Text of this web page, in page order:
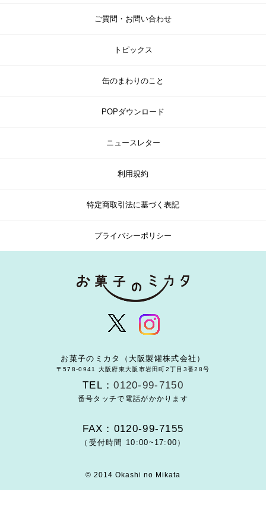
ご質問・お問い合わせ
トピックス
缶のまわりのこと
POPダウンロード
ニュースレター
利用規約
特定商取引法に基づく表記
プライバシーポリシー
お菓子のミカタ（大阪製罐株式会社）
〒578-0941 大阪府東大阪市岩田町2丁目3番28号
TEL：0120-99-7150
番号タッチで電話がかかります
FAX：0120-99-7155
（受付時間 10:00~17:00）
© 2014 Okashi no Mikata